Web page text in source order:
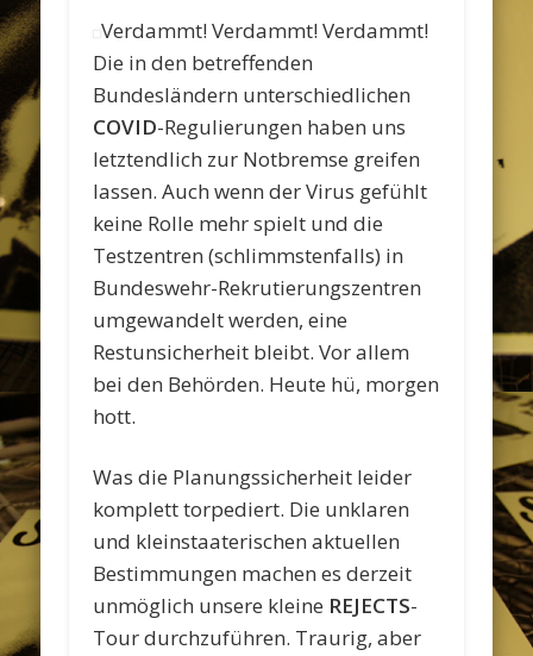
Verdammt! Verdammt! Verdammt!
Die in den betreffenden
Bundesländern unterschiedlichen
COVID-Regulierungen haben uns
letztendlich zur Notbremse greifen
lassen. Auch wenn der Virus gefühlt
keine Rolle mehr spielt und die
Testzentren (schlimmstenfalls) in
Bundeswehr-Rekrutierungszentren
umgewandelt werden, eine
Restunsicherheit bleibt. Vor allem
bei den Behörden. Heute hü, morgen
hott.
Was die Planungssicherheit leider
komplett torpediert. Die unklaren
und kleinstaaterischen aktuellen
Bestimmungen machen es derzeit
unmöglich unsere kleine REJECTS-
Tour durchzuführen. Traurig, aber